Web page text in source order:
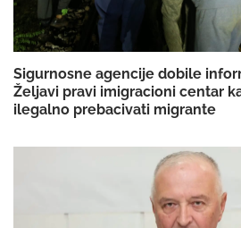
Sigurnosne agencije dobile
Željavi pravi imigracioni centar
ilegalno prebacivati migrante